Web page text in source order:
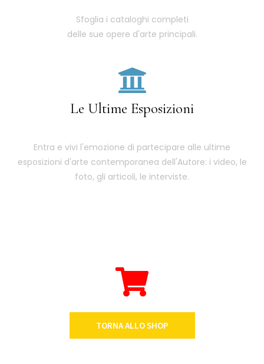
Sfoglia i cataloghi completi
delle sue opere d'arte principali.
Le Ultime Esposizioni
Entra e vivi l'emozione di partecipare alle ultime
esposizioni d'arte contemporanea dell'Autore: i video, le
foto, gli articoli, le interviste.
TORNA ALLO SHOP